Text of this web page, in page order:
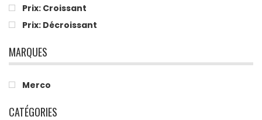
Prix: Croissant
Prix: Décroissant
MARQUES
Merco
CATÉGORIES